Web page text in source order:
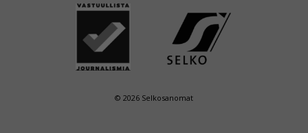
© 2026 Selkosanomat